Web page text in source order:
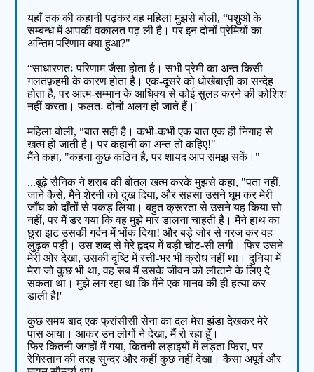
यहाँ तक की कहानी पढ़कर वह महिला मुझसे बोली, “पशुओं के
सम्बन्ध में आपकी वकालत पढ़ ली है। पर इन दोनों प्रेमियों का
अन्तिम परिणाम क्या हुआ?"
“साधारणतः परिणाम जैसा होता है। सभी प्रेमी का अन्त किसी
ग़लतफ़हमी के कारण होता है। एक-दूसरे को धोखेबाज़ी का सन्देह
होता है, पर आत्म-सम्मान के आधिक्य से कोई सुलह करने की कोशिश
नहीं करता। फलतः दोनों अलग हो जाते हैं।'
महिला बोली, "बात सही है। कभी-कभी एक बात एक ही निगाह से
खत्म हो जाती है। पर कहानी का अन्त तो कहिए!"
मैंने कहा, "कहना कुछ कठिन है, पर शायद आप समझ सकें।"
...बूढ़े सैनिक ने शराब की बोतल खत्म करके मुझसे कहा, "पता नहीं,
जाने कैसे, मैंने शेरनी को दुख दिया, और सहसा उसने घूम कर मेरी
जाँघ को दाँतों से पकड़ लिया। बहुत क्रूरता से उसने यह किया सो
नहीं, पर मैं डर गया कि वह मुझे मार डालना चाहती है। मैंने हाथ का
छुरा झट उसकी गर्दन में भोंक दिया! और बड़े जोर से गरज कर वह
लुढ़क पड़ी। उस शब्द से मेरे हृदय में बड़ी चोट-सी लगी। फिर उसने
मेरी ओर देखा, उसकी दृष्टि में रत्ती-भर भी क्रोध नहीं था। दुनिया में
मेरा जो कुछ भी था, वह सब मैं उसके जीवन को लौटाने के लिए दे
सकता था। मुझे लग रहा था कि मैंने एक मानव की ही हत्या कर
डाली है!'
कुछ समय बाद एक फ्रांसीसी सेना का दल मेरा झंडा देखकर मेरे
पास आया। आकर उन लोगों ने देखा, मैं रो रहा हूँ।
फिर कितनी जगहों में गया, कितनी लड़ाइयों में लड़ता फिरा, पर
रेगिस्तान की तरह सुन्दर और कहीं कुछ नहीं देखा। कैसा अपूर्व और